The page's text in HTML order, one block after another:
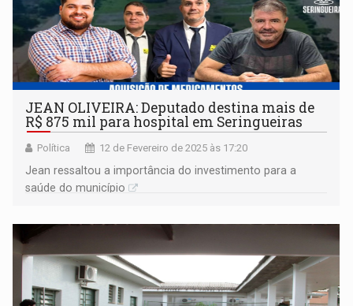
JEAN OLIVEIRA: Deputado destina mais de
R$ 875 mil para hospital em Seringueiras
Política 12 de Fevereiro de 2025 às 17:20
Jean ressaltou a importância do investimento para a
saúde do município